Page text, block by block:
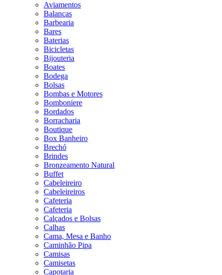
Aviamentos
Balanças
Barbearia
Bares
Baterias
Bicicletas
Bijouteria
Boates
Bodega
Bolsas
Bombas e Motores
Bomboniere
Bordados
Borracharia
Boutique
Box Banheiro
Brechó
Brindes
Bronzeamento Natural
Buffet
Cabeleireiro
Cabeleireiros
Cafeteria
Cafeteria
Calçados e Bolsas
Calhas
Cama, Mesa e Banho
Caminhão Pipa
Camisas
Camisetas
Capotaria